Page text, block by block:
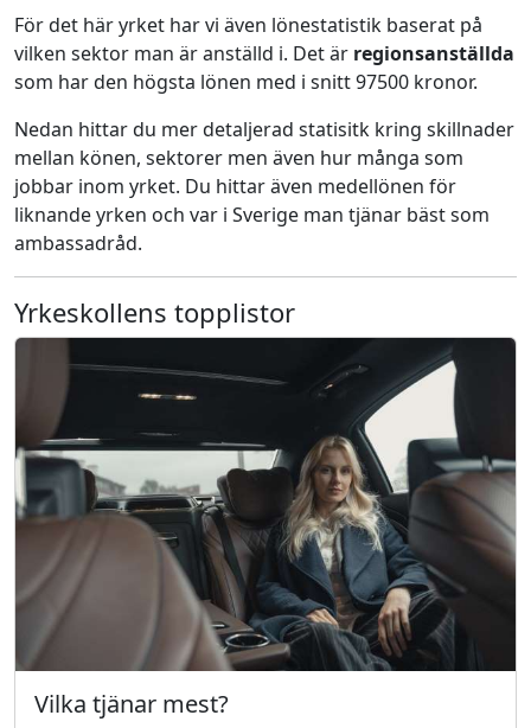
För det här yrket har vi även lönestatistik baserat på
vilken sektor man är anställd i. Det är regionsanställda
som har den högsta lönen med i snitt 97500 kronor.
Nedan hittar du mer detaljerad statisitk kring skillnader
mellan könen, sektorer men även hur många som
jobbar inom yrket. Du hittar även medellönen för
liknande yrken och var i Sverige man tjänar bäst som
ambassadråd.
Yrkeskollens topplistor
Vilka tjänar mest?